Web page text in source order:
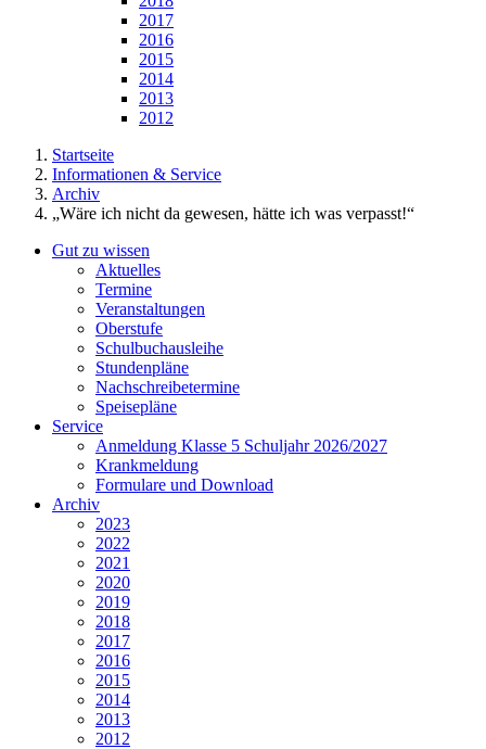
2017
2016
2015
2014
2013
2012
Startseite
Informationen & Service
Archiv
„Wäre ich nicht da gewesen, hätte ich was verpasst!“
Gut zu wissen
Aktuelles
Termine
Veranstaltungen
Oberstufe
Schulbuchausleihe
Stundenpläne
Nachschreibetermine
Speisepläne
Service
Anmeldung Klasse 5 Schuljahr 2026/2027
Krankmeldung
Formulare und Download
Archiv
2023
2022
2021
2020
2019
2018
2017
2016
2015
2014
2013
2012